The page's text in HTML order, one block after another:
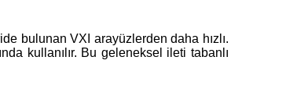
bulunan VXI arayüzlerden daha hızlı.
kullanılır. Bu geleneksel ileti tabanlı